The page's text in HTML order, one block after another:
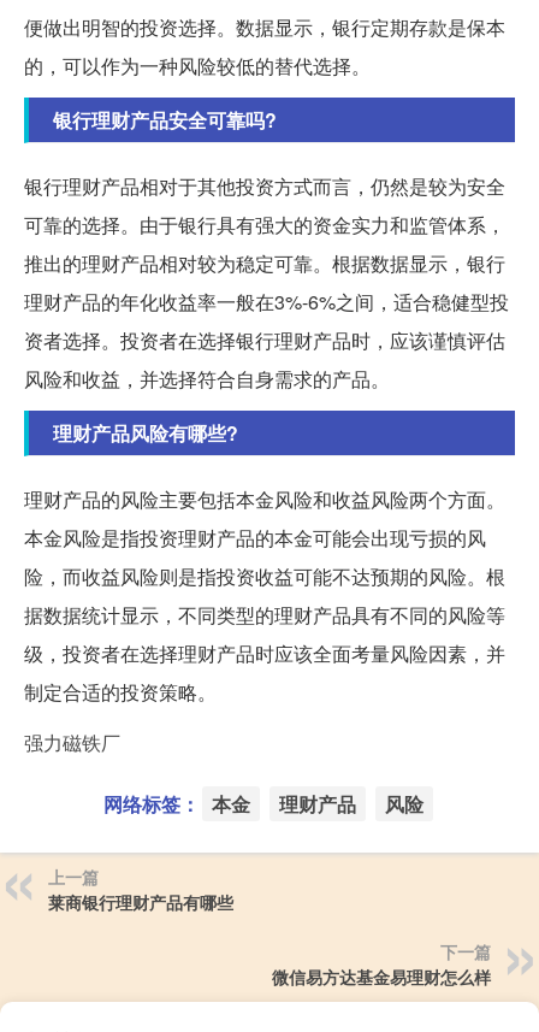
便做出明智的投资选择。数据显示，银行定期存款是保本
的，可以作为一种风险较低的替代选择。
银行理财产品安全可靠吗?
银行理财产品相对于其他投资方式而言，仍然是较为安全
可靠的选择。由于银行具有强大的资金实力和监管体系，
推出的理财产品相对较为稳定可靠。根据数据显示，银行
理财产品的年化收益率一般在3%-6%之间，适合稳健型投
资者选择。投资者在选择银行理财产品时，应该谨慎评估
风险和收益，并选择符合自身需求的产品。
理财产品风险有哪些?
理财产品的风险主要包括本金风险和收益风险两个方面。
本金风险是指投资理财产品的本金可能会出现亏损的风
险，而收益风险则是指投资收益可能不达预期的风险。根
据数据统计显示，不同类型的理财产品具有不同的风险等
级，投资者在选择理财产品时应该全面考量风险因素，并
制定合适的投资策略。
强力磁铁厂
网络标签： 本金 理财产品 风险
上一篇
莱商银行理财产品有哪些
下一篇
微信易方达基金易理财怎么样